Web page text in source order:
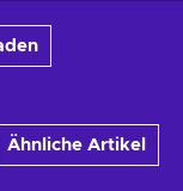
Ähnliche Artikel